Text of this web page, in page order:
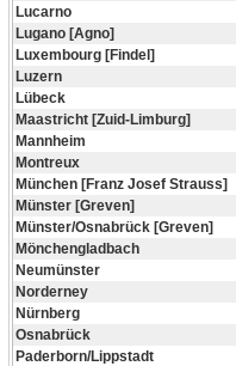
Lucarno
Lugano [Agno]
Luxembourg [Findel]
Luzern
Lübeck
Maastricht [Zuid-Limburg]
Mannheim
Montreux
München [Franz Josef Strauss]
Münster [Greven]
Münster/Osnabrück [Greven]
Mönchengladbach
Neumünster
Norderney
Nürnberg
Osnabrück
Paderborn/Lippstadt